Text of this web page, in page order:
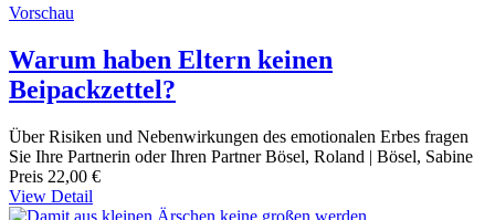
Vorschau
Warum haben Eltern keinen
Beipackzettel?
Über Risiken und Nebenwirkungen des emotionalen Erbes fragen
Sie Ihre Partnerin oder Ihren Partner Bösel, Roland | Bösel, Sabine
Preis 22,00 €
View Detail